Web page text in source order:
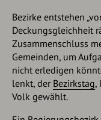
Bezirke entstehen
Deckungsgleichheit
Zusammenschluss
Gemeinden, um
nicht erledigen
lenkt, der Bezirkstag,
Volk gewählt.